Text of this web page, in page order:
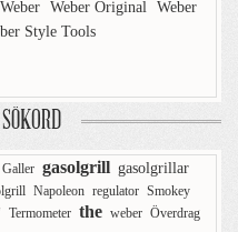
Weber Weber Original Weber
Style Tools
Galler gasolgrill gasolgrillar
Napoleon regulator Smokey
Termometer the weber Överdrag